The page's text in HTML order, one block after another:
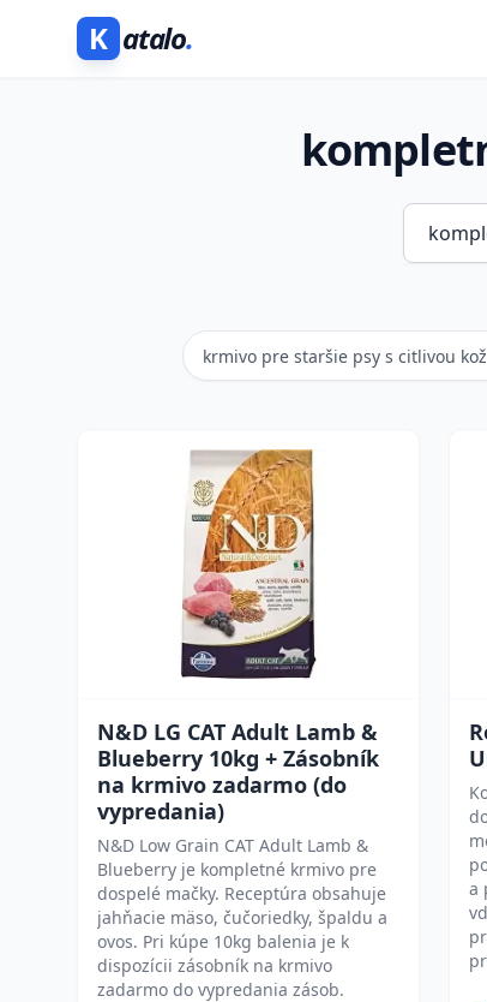
K atalo.
krmivo pre staršie psy s citlivou
N&D LG CAT Adult Lamb &
Blueberry 10kg + Zásobník
na krmivo zadarmo (do
vypredania)
N&D Low Grain CAT Adult Lamb &
Blueberry je kompletné krmivo pre
dospelé mačky. Receptúra obsahuje
jahňacie mäso, čučoriedky, špaldu a
ovos. Pri kúpe 10kg balenia je k
dispozícii zásobník na krmivo
zadarmo do vypredania zásob.
a